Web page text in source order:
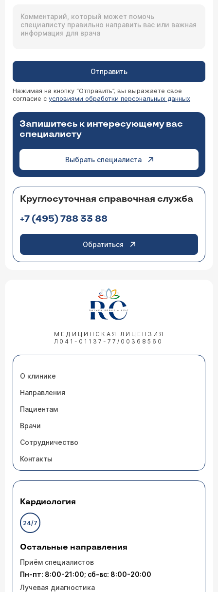
Отправить
Нажимая на кнопку “Отправить”, вы выражаете свое
согласие с условиями обработки персональных данных
Запишитесь к интересующему вас
специалисту
Выбрать специалиста
Круглосуточная справочная служба
+7 (495) 788 33 88
Обратиться
МЕДИЦИНСКАЯ ЛИЦЕНЗИЯ
Л041-01137-77/00368560
О клинике
Направления
Пациентам
Врачи
Сотрудничество
Контакты
Кардиология
24/7
Остальные направления
Приём специалистов
Пн-пт: 8:00-21:00; сб-вс: 8:00-20:00
Лучевая диагностика